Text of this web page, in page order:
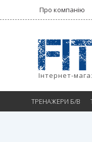
Про компанію
Інтернет-
ТРЕНАЖЕРИ Б/В